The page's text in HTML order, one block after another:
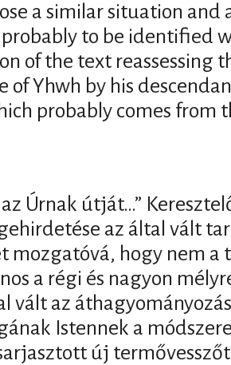
a similar situation and
probably to be identified
of the text reassessing
of Yhwh by his
probably comes from
Úrnak útját…”
az által vált
mozgatóvá, hogy nem a
a régi és nagyon
vált az
Istennek a
új